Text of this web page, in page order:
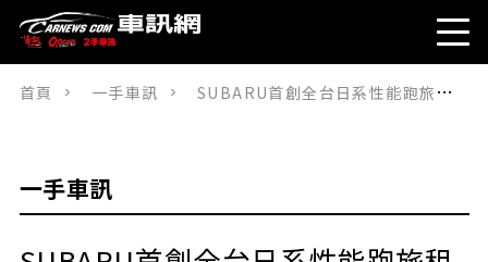
首頁 一手車訊 SUBARU首創全台日系性能跑旅租車體驗
一手車訊